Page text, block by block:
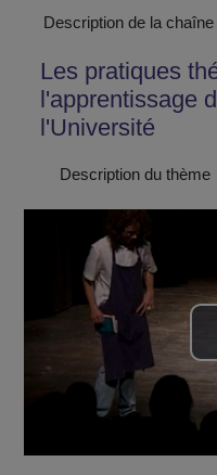
Description de la chaîne
Les pratiques
l'apprentissage
l'Université
Description du thème